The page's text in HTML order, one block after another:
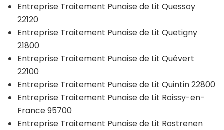
Entreprise Traitement Punaise de Lit Quessoy
22120
Entreprise Traitement Punaise de Lit Quetigny
21800
Entreprise Traitement Punaise de Lit Quévert
22100
Entreprise Traitement Punaise de Lit Quintin 22800
Entreprise Traitement Punaise de Lit Roissy-en-
France 95700
Entreprise Traitement Punaise de Lit Rostrenen